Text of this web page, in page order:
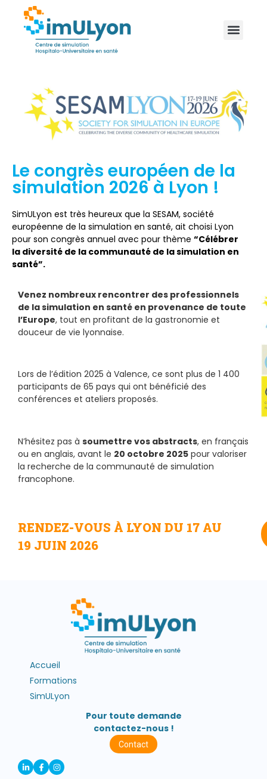
Le congrès européen de la
simulation 2026 à Lyon !
SimULyon est très heureux que la SESAM, société
européenne de la simulation en santé, ait choisi Lyon
pour son congrès annuel avec pour thème “Célébrer
la diversité de la communauté de la simulation en
santé”.
Venez nombreux rencontrer des professionnels
de la simulation en santé en provenance de toute
l’Europe, tout en profitant de la gastronomie et
douceur de vie lyonnaise.
Lors de l’édition 2025 à Valence, ce sont plus de 1 400
participants de 65 pays qui ont bénéficié des
conférences et ateliers proposés.
N’hésitez pas à soumettre vos abstracts, en français
ou en anglais, avant le 20 octobre 2025 pour valoriser
la recherche de la communauté de simulation
francophone.
RENDEZ-VOUS À LYON DU 17 AU
19 JUIN 2026
Accueil
Formations
SimULyon
Pour toute demande
contactez-nous !
Contact